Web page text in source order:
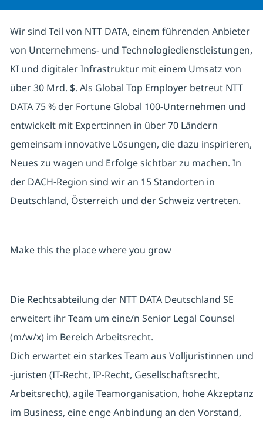
Wir sind Teil von NTT DATA, einem führenden Anbieter
von Unternehmens- und Technologiedienstleistungen,
KI und digitaler Infrastruktur mit einem Umsatz von
über 30 Mrd. $. Als Global Top Employer betreut NTT
DATA 75 % der Fortune Global 100-Unternehmen und
entwickelt mit Expert:innen in über 70 Ländern
gemeinsam innovative Lösungen, die dazu inspirieren,
Neues zu wagen und Erfolge sichtbar zu machen. In
der DACH-Region sind wir an 15 Standorten in
Deutschland, Österreich und der Schweiz vertreten.
Make this the place where you grow
Die Rechtsabteilung der NTT DATA Deutschland SE
erweitert ihr Team um eine/n Senior Legal Counsel
(m/w/x) im Bereich Arbeitsrecht.
Dich erwartet ein starkes Team aus Volljuristinnen und
-juristen (IT-Recht, IP-Recht, Gesellschaftsrecht,
Arbeitsrecht), agile Teamorganisation, hohe Akzeptanz
im Business, eine enge Anbindung an den Vorstand,